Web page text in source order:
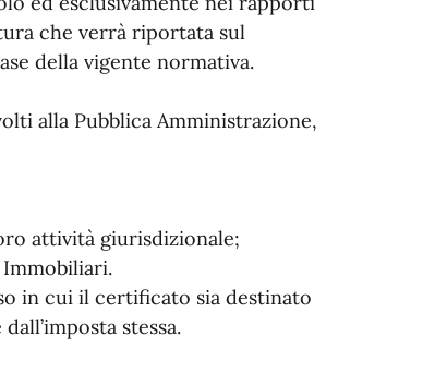
che verrà riportata sul
della vigente normativa.
alla Pubblica Amministrazione,
attività giurisdizionale;
in cui il certificato sia destinato
stessa.